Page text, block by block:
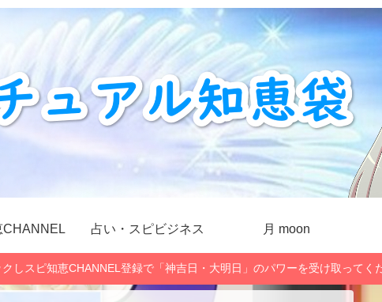
CHANNEL 占い・スピビジネス 月 moon
しスピ知恵CHANNEL登録で「神吉日・大明日」のパワーを受け取ってく